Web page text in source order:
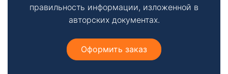
правильность информации, изложенной в
авторских документах.
Оформить заказ